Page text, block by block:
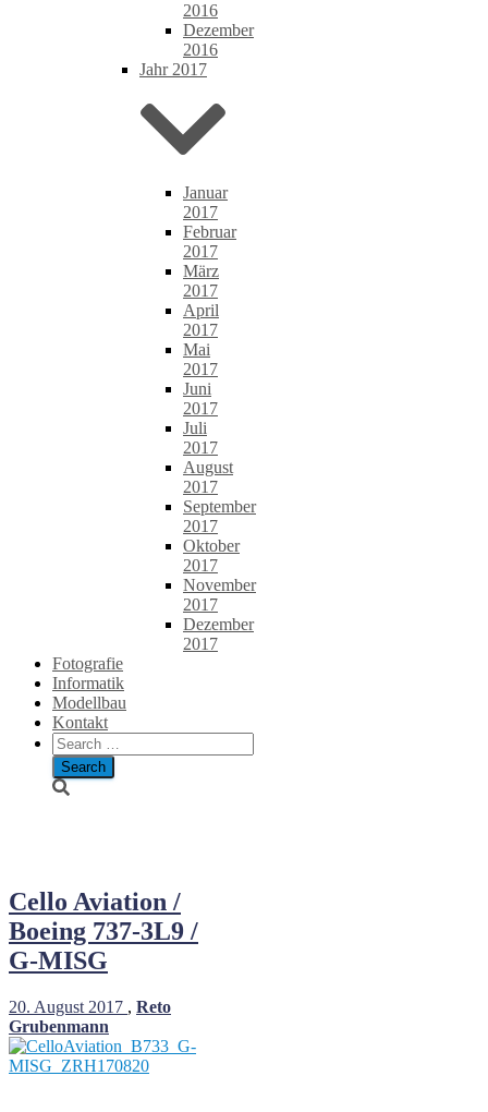
2016
Dezember
2016
Jahr 2017
Januar
2017
Februar
2017
März
2017
April
2017
Mai
2017
Juni
2017
Juli
2017
August
2017
September
2017
Oktober
2017
November
2017
Dezember
2017
Fotografie
Informatik
Modellbau
Kontakt
Search
for:
Cello Aviation /
Boeing 737-3L9 /
G-MISG
20. August 2017 , Reto
Grubenmann